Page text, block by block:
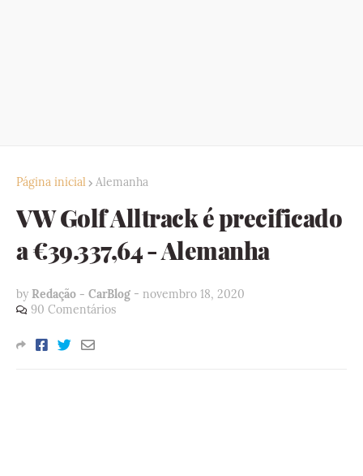
Página inicial Alemanha
VW Golf Alltrack é precificado
a €39.337,64 - Alemanha
by Redação - CarBlog - novembro 18, 2020
90 Comentários